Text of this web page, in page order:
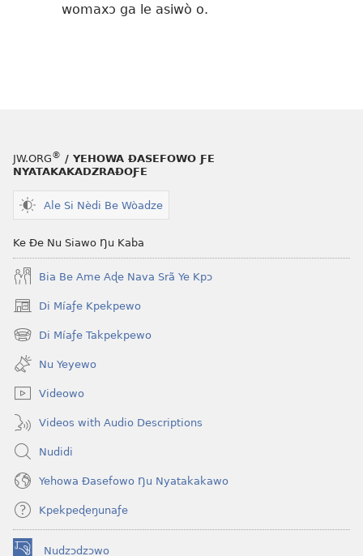
womaxɔ ga le asiwò o.
JW.ORG® / YEHOWA ƉASEFOWO ƑE
NYATAKAKADZRAƉOƑE
Ale Si Nèdi Be Wòadze
Ke Ðe Nu Siawo Ŋu Kaba
Bia Be Ame Aɖe Nava Srã Ye Kpɔ
Di Míaƒe Kpekpewo
(opens
new
window)
Di Míaƒe Takpekpewo
(opens
new
window)
Nu Yeyewo
Videowo
Videos with Audio Descriptions
Nudidi
Yehowa Ðasefowo Ŋu Nyatakakawo
Kpekpeɖeŋunaƒe
Nudzɔdzɔwo